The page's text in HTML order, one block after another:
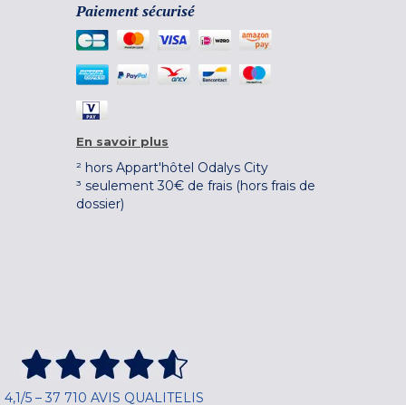
Paiement sécurisé
En savoir plus
² hors Appart'hôtel Odalys City
³ seulement 30€ de frais (hors frais de
dossier)
4,1/5 – 37 710 AVIS QUALITELIS